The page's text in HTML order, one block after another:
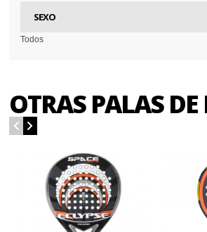
SEXO
Todos
OTRAS PALAS DE